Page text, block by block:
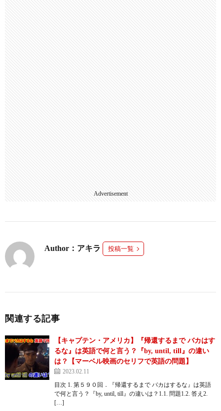
Advertisement
Author：アキラ 投稿一覧
関連する記事
【キャプテン・アメリカ】『帰還するまで バカはす
るな』は英語で何と言う？『by, until, till』の違い
は？【マーベル映画のセリフで英語の問題】
2023.02.11
目次 1. 第５９０回．『帰還するまで バカはするな』は英語
で何と言う？『by, until, till』の違いは？1.1. 問題1.2. 答え2.
[…]